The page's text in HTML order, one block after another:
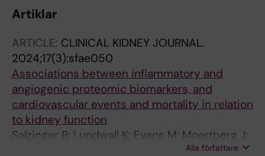
Artiklar
ARTICLE: CLINICAL KIDNEY JOURNAL.
2024;17(3):sfae050
Associations between inflammatory and
angiogenic proteomic biomarkers, and
cardiovascular events and mortality in relation
to kidney function
Salzinger B; Lundwall K; Evans M; Moertberg J;
Wallen H; Jernberg T; Kahan T; Lundman P;
Alla författare